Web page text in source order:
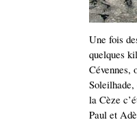
Une fois
quelques
Cévennes,
la Cèze
Paul et